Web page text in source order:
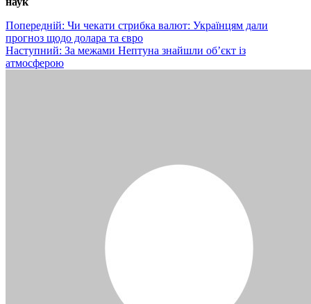
Навігація
записів
Попередній: Чи чекати стрибка валют: Українцям дали
прогноз щодо долара та євро
Наступний: За межами Нептуна знайшли об’єкт із
атмосферою